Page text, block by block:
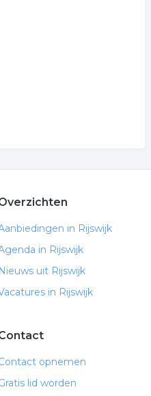
in Rijswijk
in Rijswijk
Nieuws uit Rijswijk
in Rijswijk
opnemen
lid worden